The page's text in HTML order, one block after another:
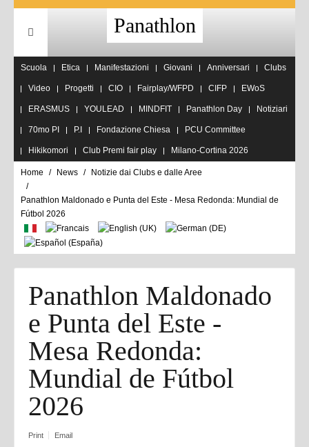
Panathlon
Scuola Etica Manifestazioni Giovani Anniversari Clubs
Video Progetti CIO Fairplay/WFPD CIFP EWoS
ERASMUS YOULEAD MINDFIT Panathlon Day Notiziari
70mo PI P.I Fondazione Chiesa PCU Committee
Hikikomori Club Premi fair play Milano-Cortina 2026
Home News Notizie dai Clubs e dalle Aree
Panathlon Maldonado e Punta del Este - Mesa Redonda: Mundial de
Fútbol 2026
Panathlon Maldonado
e Punta del Este -
Mesa Redonda:
Mundial de Fútbol
2026
Print Email